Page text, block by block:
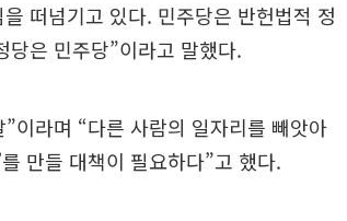
떠넘기고 있다. 민주당은 반헌법적 정
은 민주당”이라고 말했다.
이라며 “다른 사람의 일자리를 빼앗아
만들 대책이 필요하다”고 했다.